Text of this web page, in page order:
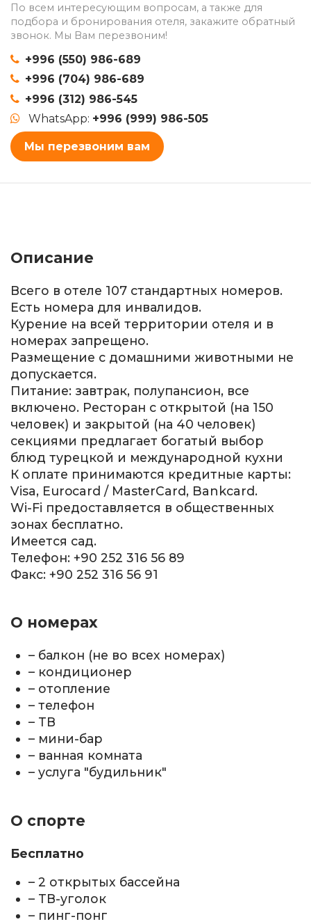
По всем интересующим вопросам, а также для
подбора и бронирования отеля, закажите обратный
звонок. Мы Вам перезвоним!
+996 (550) 986-689
+996 (704) 986-689
+996 (312) 986-545
WhatsApp: +996 (999) 986-505
Мы перезвоним вам
Описание
Всего в отеле 107 стандартных номеров.
Есть номера для инвалидов.
Курение на всей территории отеля и в
номерах запрещено.
Размещение с домашними животными не
допускается.
Питание: завтрак, полупансион, все
включено. Ресторан с открытой (на 150
человек) и закрытой (на 40 человек)
секциями предлагает богатый выбор
блюд турецкой и международной кухни
К оплате принимаются кредитные карты:
Visa, Eurocard / MasterCard, Bankcard.
Wi-Fi предоставляется в общественных
зонах бесплатно.
Имеется сад.
Телефон: +90 252 316 56 89
Факс: +90 252 316 56 91
О номерах
– балкон (не во всех номерах)
– кондиционер
– отопление
– телефон
– ТВ
– мини-бар
– ванная комната
– услуга "будильник"
О спорте
Бесплатно
– 2 открытых бассейна
– ТВ-уголок
– пинг-понг